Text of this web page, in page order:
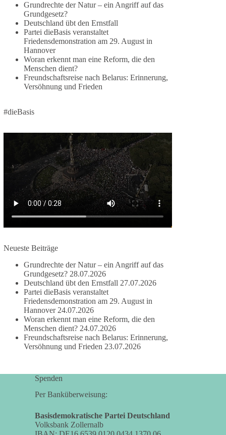
Die Landtagswahl 2026 in Sachsen-Anhalt findet
am 6. September statt. Die Inhalte stehen – jetzt
müssen sie gesehen, geteilt und diskutiert werden.
Folge unseren Kanälen:
Facebook:
https://www.facebook.com/groups/diebasissachse
nanhalt/
Instragram:
halt/
https://www.tiktok.com/@diebasis_sachsenanhalt
https://x.com/DieBasisLSA
https://www.youtube.com/dieBasisSachsenAnhalt
🟩🟩🟦🟦🟥🟥🟧🟧
Like, teile und kommentiere unsere Beiträge,
damit noch mehr Menschen mitbekommen, wofür
wir stehen und warum es sich lohnt, dieBasis zu
Mehr Infos:https://diebasis-st.de/wahlprogramm/
#dieBasis #Landtagswahl #SachsenAnhalt
#DeineStimmezählt #jetztunterstützen
58 6 14 Auf Facebook ansehen
DieBasis
1 Tag zuvor
🔎 Über 100-mal keine Antwort.
Anthony Fauci, Immunologe und Berater des
Anhörung des US-Senats auf mehr als 100
Fragen die Aussage verweigert. Die juristische
Grundrechte der Natur – ein Angriff auf das
Grundgesetz?
Deutschland übt den Ernstfall
Partei dieBasis veranstaltet
Friedensdemonstration am 29. August in
Hannover
Woran erkennt man eine Reform, die den
Menschen dient?
Freundschaftsreise nach Belarus: Erinnerung,
Versöhnung und Frieden
#dieBasis
Neueste Beiträge
Grundrechte der Natur – ein Angriff auf das
Grundgesetz? 28.07.2026
Deutschland übt den Ernstfall 27.07.2026
Partei dieBasis veranstaltet
Friedensdemonstration am 29. August in
Hannover 24.07.2026
Woran erkennt man eine Reform, die den
Menschen dient? 24.07.2026
Freundschaftsreise nach Belarus: Erinnerung,
Versöhnung und Frieden 23.07.2026
Spenden
Per Banküberweisung:
Basisdemokratische Partei Deutschland
Volksbank Zollernalb